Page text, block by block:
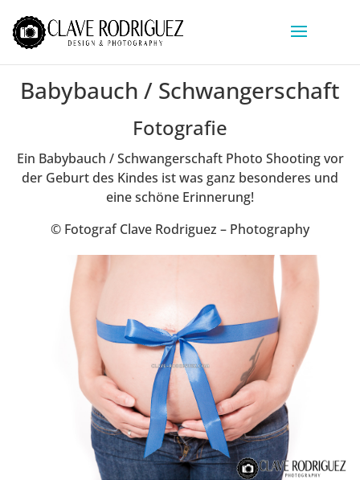
Babybauch / Schwangerschaft
Fotografie
Ein Babybauch / Schwangerschaft Photo Shooting vor
der Geburt des Kindes ist was ganz besonderes und
eine schöne Erinnerung!
© Fotograf Clave Rodriguez – Photography